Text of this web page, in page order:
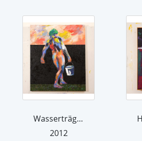
Wasserträger
2012